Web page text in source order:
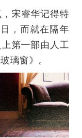
宋睿华记得特
，而就在隔年
第一部由人工
璃窗》。